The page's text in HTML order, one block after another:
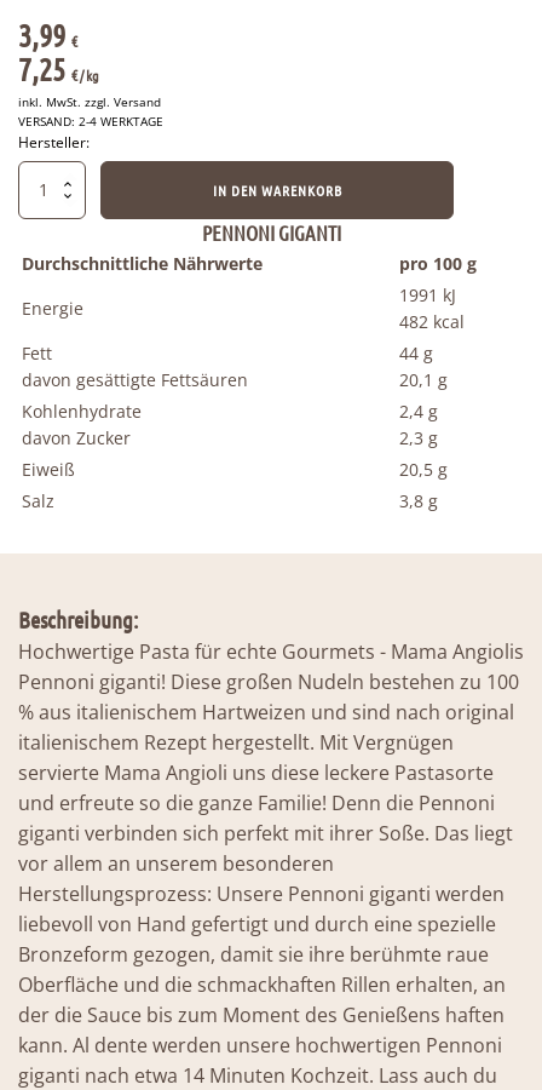
PENNONI GIGANTI
Durchschnittliche Nährwerte
pro 100 g
Energie
1991 kJ
482 kcal
Fett
davon gesättigte Fettsäuren
44 g
20,1 g
Kohlenhydrate
davon Zucker
2,4 g
2,3 g
Eiweiß
20,5 g
Salz
3,8 g
3,99 €
7,25 €/ kg
inkl. MwSt. zzgl. Versand
VERSAND: 2-4 WERKTAGE
Hersteller:
Pennoni
Menge
IN DEN WARENKORB
Beschreibung:
Hochwertige Pasta für echte Gourmets - Mama Angiolis
Pennoni giganti! Diese großen Nudeln bestehen zu 100
% aus italienischem Hartweizen und sind nach original
italienischem Rezept hergestellt. Mit Vergnügen
servierte Mama Angioli uns diese leckere Pastasorte
und erfreute so die ganze Familie! Denn die Pennoni
giganti verbinden sich perfekt mit ihrer Soße. Das liegt
vor allem an unserem besonderen
Herstellungsprozess: Unsere Pennoni giganti werden
liebevoll von Hand gefertigt und durch eine spezielle
Bronzeform gezogen, damit sie ihre berühmte raue
Oberfläche und die schmackhaften Rillen erhalten, an
der die Sauce bis zum Moment des Genießens haften
kann. Al dente werden unsere hochwertigen Pennoni
giganti nach etwa 14 Minuten Kochzeit. Lass auch du